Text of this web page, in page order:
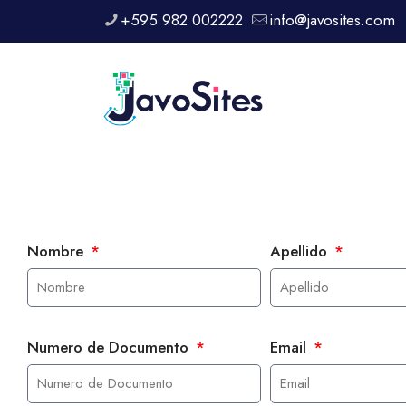
+595 982 002222 info@javosites.com
Nombre Apellido
Numero de Documento Email